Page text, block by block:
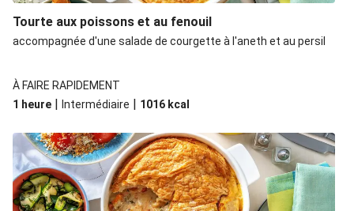
Tourte aux poissons et au fenouil
accompagnée d'une salade de courgette à l'aneth et au persil
À FAIRE RAPIDEMENT
1 heure | Intermédiaire | 1016 kcal